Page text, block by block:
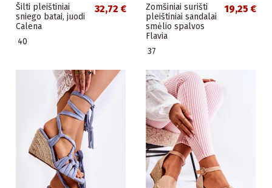
Šilti pleištiniai
sniego batai, juodi
Calena
32,72 €
40
Zomšiniai surišti
pleištiniai sandalai
smėlio spalvos
Flavia
19,25 €
37